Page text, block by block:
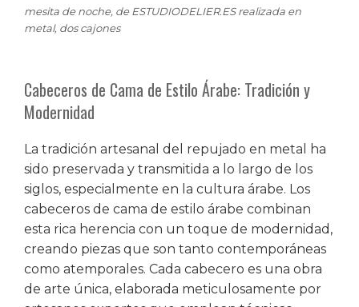
mesita de noche, de ESTUDIODELIER.ES realizada en
metal, dos cajones
Cabeceros de Cama de Estilo Árabe: Tradición y
Modernidad
La tradición artesanal del repujado en metal ha
sido preservada y transmitida a lo largo de los
siglos, especialmente en la cultura árabe. Los
cabeceros de cama de estilo árabe combinan
esta rica herencia con un toque de modernidad,
creando piezas que son tanto contemporáneas
como atemporales. Cada cabecero es una obra
de arte única, elaborada meticulosamente por